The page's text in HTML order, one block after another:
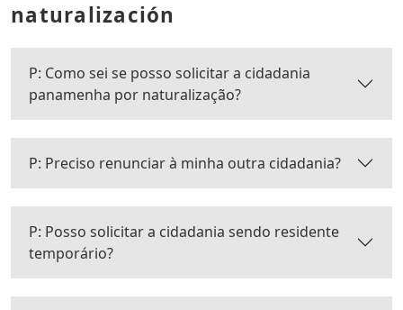
naturalización
P: Como sei se posso solicitar a cidadania
panamenha por naturalização?
P: Preciso renunciar à minha outra cidadania?
P: Posso solicitar a cidadania sendo residente
temporário?